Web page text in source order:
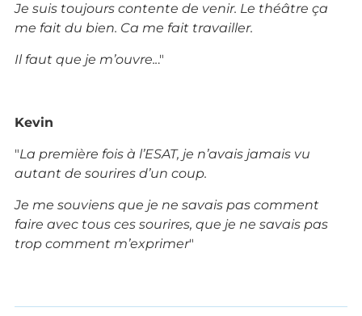
Je suis toujours contente de venir. Le théâtre ça
me fait du bien. Ca me fait travailler.
Il faut que je m’ouvre..."
Kevin
"La première fois à l’ESAT, je n’avais jamais vu
autant de sourires d’un coup.
Je me souviens que je ne savais pas comment
faire avec tous ces sourires, que je ne savais pas
trop comment m’exprimer"